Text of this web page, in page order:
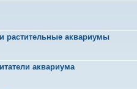
растительные аквариумы
аквариума